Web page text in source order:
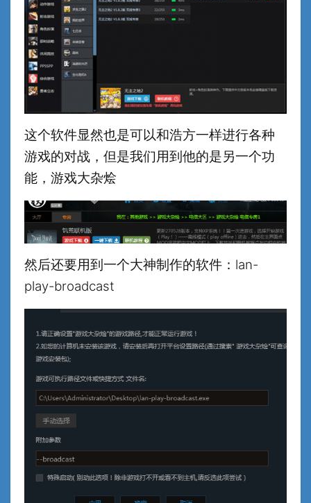
这个软件显然也是可以和浩方一样进行各种
游戏的对战，但是我们用到他的是另一个功
能，游戏大杂烩
然后还要用到一个大神制作的软件：lan-
play-broadcast